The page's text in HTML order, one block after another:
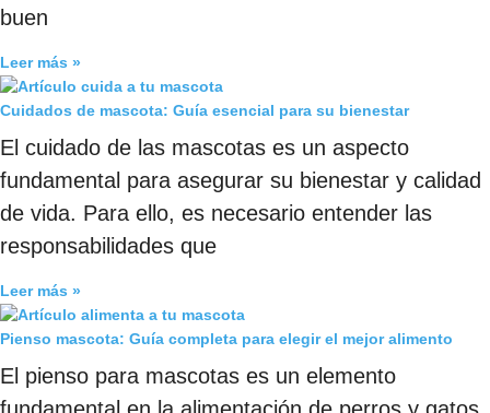
buen
Leer más »
Cuidados de mascota: Guía esencial para su bienestar
El cuidado de las mascotas es un aspecto
fundamental para asegurar su bienestar y calidad
de vida. Para ello, es necesario entender las
responsabilidades que
Leer más »
Pienso mascota: Guía completa para elegir el mejor alimento
El pienso para mascotas es un elemento